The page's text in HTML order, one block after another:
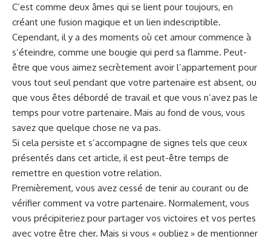
C’est comme deux âmes ⁤qui se lient pour toujours, en
⁤créant une fusion magique et un lien‌ indescriptible.
Cependant, il y a​ des moments où cet amour commence à
s’éteindre, comme une bougie qui perd sa⁤ flamme. Peut-
être que vous aimez⁣ secrètement⁤ avoir l’appartement pour
vous​ tout seul pendant que votre partenaire ‌est absent, ou
que vous êtes ‍débordé de travail et que‍ vous n’avez pas le
temps pour votre ⁢partenaire. Mais ​au fond de vous, vous
savez que quelque chose⁣ ne va pas.
Si cela persiste et s’accompagne de ‍signes tels que ceux
présentés dans cet article, il ⁣est peut-être⁢ temps de
remettre en question votre relation.
Premièrement, vous avez cessé de tenir au courant ou de
vérifier ⁤comment va votre partenaire. Normalement, vous
vous‍ précipiteriez pour partager vos victoires et vos pertes
avec votre ⁤être cher. Mais si vous « oubliez » de mentionner